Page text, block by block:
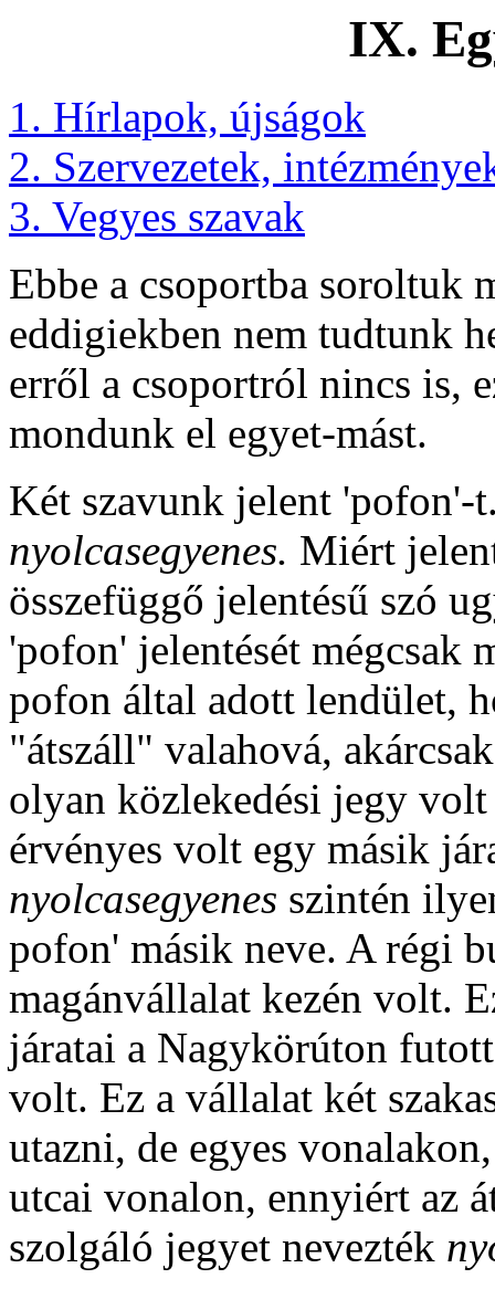
IX.
1. Hírlapok, újságok
2. Szervezetek,
3. Vegyes szavak
Ebbe a csoportba soroltuk
eddigiekben nem tudtunk
erről a csoportról nincs is,
mondunk el egyet-mást.
Két szavunk jelent
nyolcasegyenes. Miért
összefüggő jelentésű szó
'pofon' jelentését mégcsak
pofon által adott lendület,
"átszáll" valahová,
olyan közlekedési jegy
érvényes volt egy másik
nyolcasegyenes szintén
pofon' másik neve. A régi
magánvállalat kezén volt.
járatai a Nagykörúton
volt. Ez a vállalat két
utazni, de egyes
utcai vonalon, ennyiért az
szolgáló jegyet nevezték